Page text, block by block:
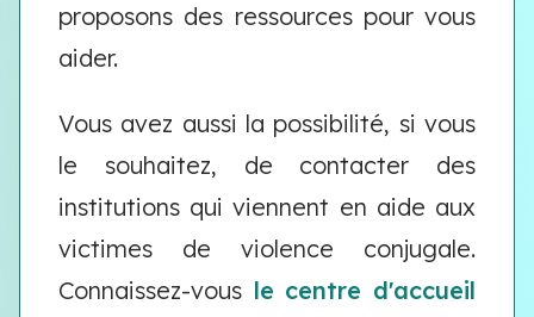
proposons des ressources pour vous
aider.
Vous avez aussi la possibilité, si vous
le souhaitez, de contacter des
institutions qui viennent en aide aux
victimes de violence conjugale.
Connaissez-vous le centre d'accueil